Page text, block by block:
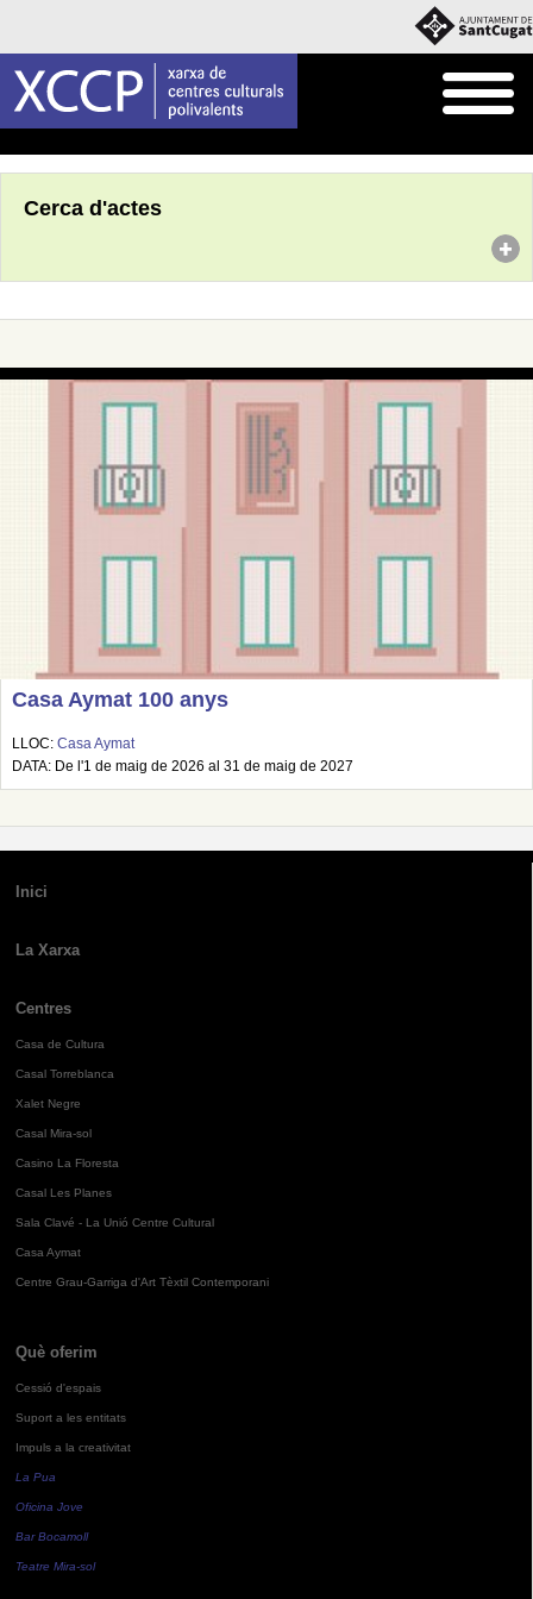
Cerca d'actes
Casa Aymat 100 anys
LLOC: Casa Aymat
DATA: De l'1 de maig de 2026 al 31 de maig de 2027
Inici
La Xarxa
Centres
Casa de Cultura
Casal Torreblanca
Xalet Negre
Casal Mira-sol
Casino La Floresta
Casal Les Planes
Sala Clavé - La Unió Centre Cultural
Casa Aymat
Centre Grau-Garriga d'Art Tèxtil Contemporani
Què oferim
Cessió d'espais
Suport a les entitats
Impuls a la creativitat
La Pua
Oficina Jove
Bar Bocamoll
Teatre Mira-sol